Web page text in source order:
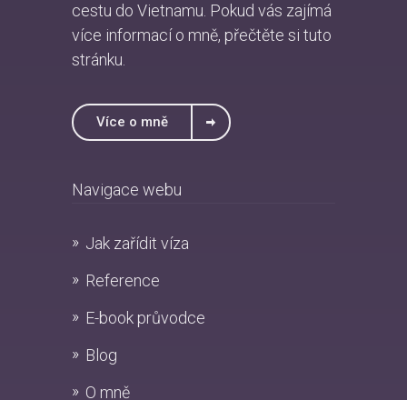
cestu do Vietnamu. Pokud vás zajímá
více informací o mně, přečtěte si tuto
stránku
Více o mně
Navigace webu
Jak zařídit víza
Reference
E-book průvodce
Blog
O mně